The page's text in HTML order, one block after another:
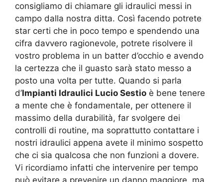
consigliamo di chiamare gli idraulici messi in
campo dalla nostra ditta. Così facendo potrete
star certi che in poco tempo e spendendo una
cifra davvero ragionevole, potrete risolvere il
vostro problema in un batter d’occhio e avendo
la certezza che il guasto sarà stato messo a
posto una volta per tutte. Quando si parla
d’Impianti Idraulici Lucio Sestio è bene tenere
a mente che è fondamentale, per ottenere il
massimo della durabilità, far svolgere dei
controlli di routine, ma soprattutto contattare i
nostri idraulici appena avete il minimo sospetto
che ci sia qualcosa che non funzioni a dovere.
Vi ricordiamo infatti che intervenire per tempo
può evitare a prevenire un danno maggiore, ma